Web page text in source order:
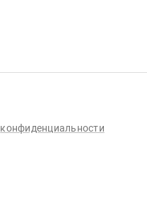
конфиденциальности